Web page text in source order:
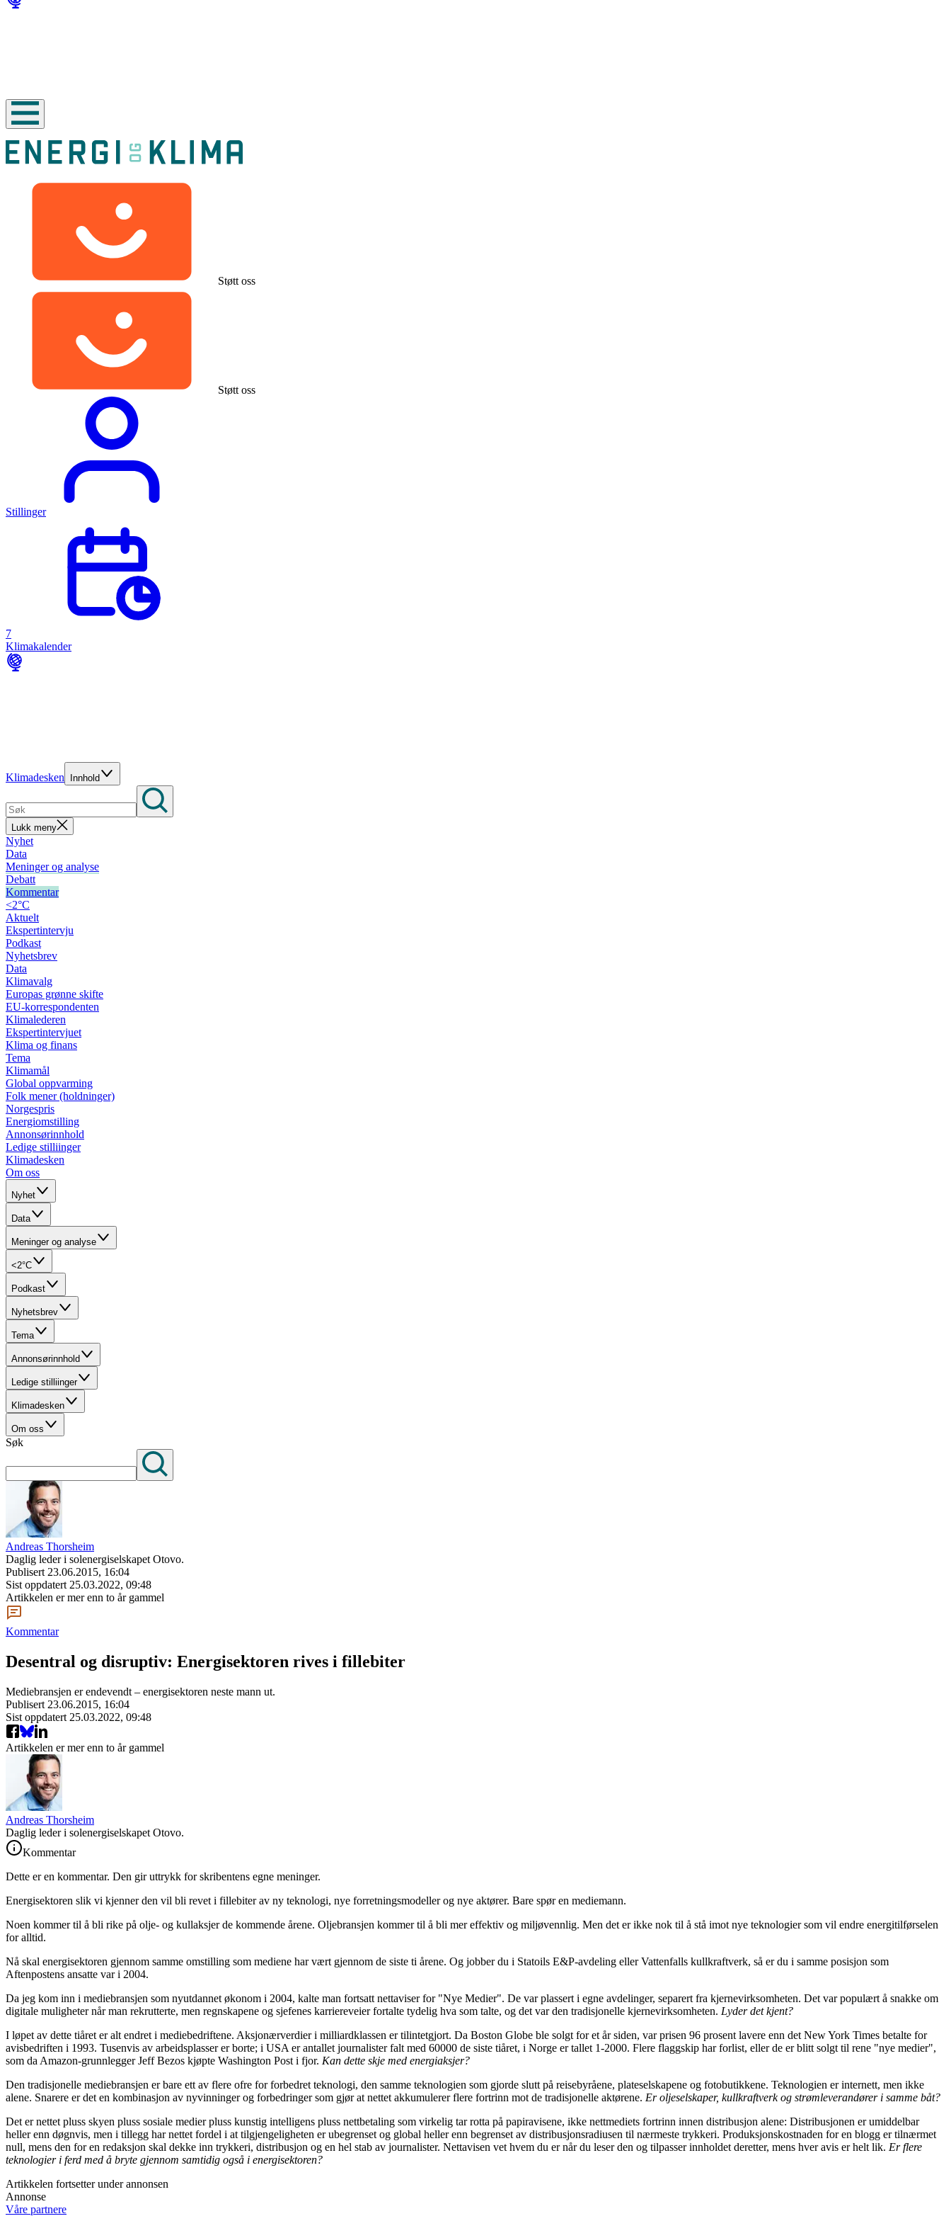
Støtt oss
Støtt oss
Stillinger
7
Klimakalender
Klimadesken Innhold
Lukk meny
Nyhet
Data
Meninger og analyse
Debatt
Kommentar
<2°C
Aktuelt
Ekspertintervju
Podkast
Nyhetsbrev
Data
Klimavalg
Europas grønne skifte
EU-korrespondenten
Klimalederen
Ekspertintervjuet
Klima og finans
Tema
Klimamål
Global oppvarming
Folk mener (holdninger)
Norgespris
Energiomstilling
Annonsørinnhold
Ledige stilliinger
Klimadesken
Om oss
Nyhet
Data
Meninger og analyse
<2°C
Podkast
Nyhetsbrev
Tema
Annonsørinnhold
Ledige stilliinger
Klimadesken
Om oss
Søk
Andreas Thorsheim
Daglig leder i solenergiselskapet Otovo.
Publisert 23.06.2015, 16:04
Sist oppdatert 25.03.2022, 09:48
Artikkelen er mer enn to år gammel
Kommentar
Desentral og disruptiv: Energisektoren rives i fillebiter
Mediebransjen er endevendt – energisektoren neste mann ut.
Publisert 23.06.2015, 16:04
Sist oppdatert 25.03.2022, 09:48
Artikkelen er mer enn to år gammel
Andreas Thorsheim
Daglig leder i solenergiselskapet Otovo.
Kommentar
Dette er en kommentar. Den gir uttrykk for skribentens egne meninger.
Energisektoren slik vi kjenner den vil bli revet i fillebiter av ny teknologi, nye forretningsmodeller og nye aktører. Bare spør en mediemann.
Noen kommer til å bli rike på olje- og kullaksjer de kommende årene. Oljebransjen kommer til å bli mer effektiv og miljøvennlig. Men det er ikke nok til å stå imot nye teknologier som vil endre energitilførselen
for alltid.
Nå skal energisektoren gjennom samme omstilling som mediene har vært gjennom de siste ti årene. Og jobber du i Statoils E&P-avdeling eller Vattenfalls kullkraftverk, så er du i samme posisjon som
Aftenpostens ansatte var i 2004.
Da jeg kom inn i mediebransjen som nyutdannet økonom i 2004, kalte man fortsatt nettaviser for "Nye Medier". De var plassert i egne avdelinger, separert fra kjernevirksomheten. Det var populært å snakke om
digitale muligheter når man rekrutterte, men regnskapene og sjefenes karriereveier fortalte tydelig hva som talte, og det var den tradisjonelle kjernevirksomheten. Lyder det kjent?
I løpet av dette tiåret er alt endret i mediebedriftene. Aksjonærverdier i milliardklassen er tilintetgjort. Da Boston Globe ble solgt for et år siden, var prisen 96 prosent lavere enn det New York Times betalte for
avisbedriften i 1993. Tusenvis av arbeidsplasser er borte; i USA er antallet journalister falt med 60000 de siste tiåret, i Norge er tallet 1-2000. Flere flaggskip har forlist, eller de er blitt solgt til rene "nye medier",
som da Amazon-grunnlegger Jeff Bezos kjøpte Washington Post i fjor. Kan dette skje med energiaksjer?
Den tradisjonelle mediebransjen er bare ett av flere ofre for forbedret teknologi, den samme teknologien som gjorde slutt på reisebyråene, plateselskapene og fotobutikkene. Teknologien er internett, men ikke
alene. Snarere er det en kombinasjon av nyvinninger og forbedringer som gjør at nettet akkumulerer flere fortrinn mot de tradisjonelle aktørene. Er oljeselskaper, kullkraftverk og strømleverandører i samme båt?
Det er nettet pluss skyen pluss sosiale medier pluss kunstig intelligens pluss nettbetaling som virkelig tar rotta på papiravisene, ikke nettmediets fortrinn innen distribusjon alene: Distribusjonen er umiddelbar
heller enn døgnvis, men i tillegg har nettet fordel i at tilgjengeligheten er ubegrenset og global heller enn begrenset av distribusjonsradiusen til nærmeste trykkeri. Produksjonskostnaden for en blogg er tilnærmet
null, mens den for en redaksjon skal dekke inn trykkeri, distribusjon og en hel stab av journalister. Nettavisen vet hvem du er når du leser den og tilpasser innholdet deretter, mens hver avis er helt lik. Er flere
teknologier i ferd med å bryte gjennom samtidig også i energisektoren?
Artikkelen fortsetter under annonsen
Annonse
Våre partnere